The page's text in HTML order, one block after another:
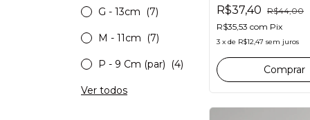
G - 13cm (7)
M - 11cm (7)
P - 9 Cm (par) (4)
Ver todos
meninas
R$37,40 R$44,00
R$35,53 com Pix
3 x de R$12,47 sem juros
Comprar